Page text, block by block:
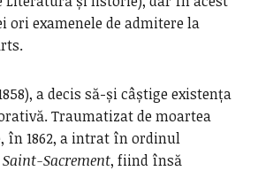
ori examenele de admitere la
a decis să-și câștige existența
Traumatizat de moartea
în 1862, a intrat în ordinul
Saint-Sacrement, fiind însă